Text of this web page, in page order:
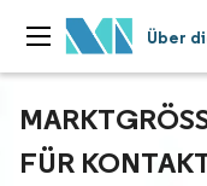
Über
ÜR